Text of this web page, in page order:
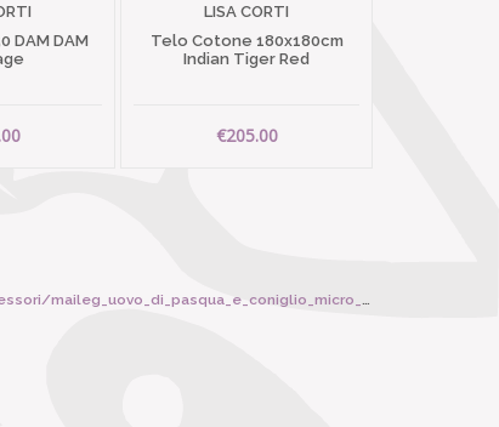
DAM DAM
LISA CORTI
Telo Cotone 180x180cm
Indian Tiger Red
€205.00
6510